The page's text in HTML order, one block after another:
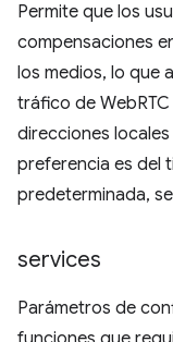
Permite que los
compensaciones
los medios, lo que
tráfico de
direcciones
preferencia es del
predeterminada,
services
Parámetros de